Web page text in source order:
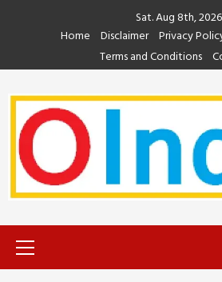
Sat. Aug 8th, 2026
Home
Disclaimer Privacy
Terms and Conditions